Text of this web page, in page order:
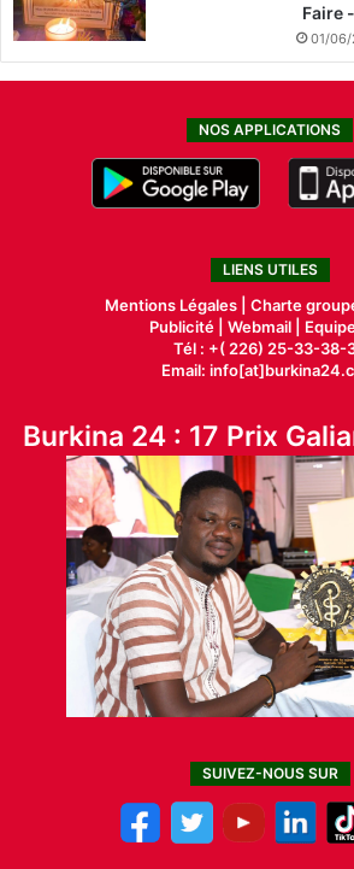
Faire
01/
NOS APPLICATIONS
LIENS UTILES
Mentions Légales | Charte
Publicité| Webmail |
Tél : +( 226) 25-33-38-
Email:
Burkina 24 : 17 Prix
SUIVEZ-NOUS SUR